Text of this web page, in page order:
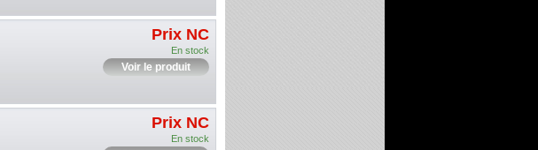
Prix NC
En stock
Voir le produit
Prix NC
En stock